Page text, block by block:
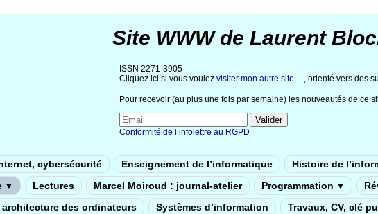
Site WWW de Laurent
ISSN 2271-3905
Cliquez ici si vous voulez visiter mon autre site , orienté vers des
Pour recevoir (au plus une fois par semaine) les nouveautés de ce
Conformité de l’infolettre au RGPD
cybersécurité Enseignement de l’informatique Histoire de
▼ Lectures Marcel Moiroud : journal-atelier Programmation ▼
des ordinateurs Systèmes d’information Travaux, CV, clé